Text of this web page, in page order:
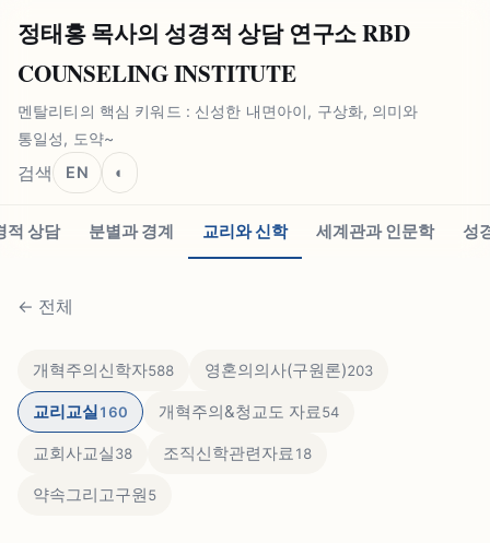
정태홍 목사의 성경적 상담 연구소 RBD
COUNSELING INSTITUTE
멘탈리티의 핵심 키워드 : 신성한 내면아이, 구상화, 의미와
통일성, 도약~
검색 EN ◐
적 상담 분별과 경계 교리와 신학 세계관과 인문학 성
← 전체
개혁주의신학자588 영혼의의사(구원론)203
교리교실160 개혁주의&청교도 자료54
교회사교실38 조직신학관련자료18
약속그리고구원5